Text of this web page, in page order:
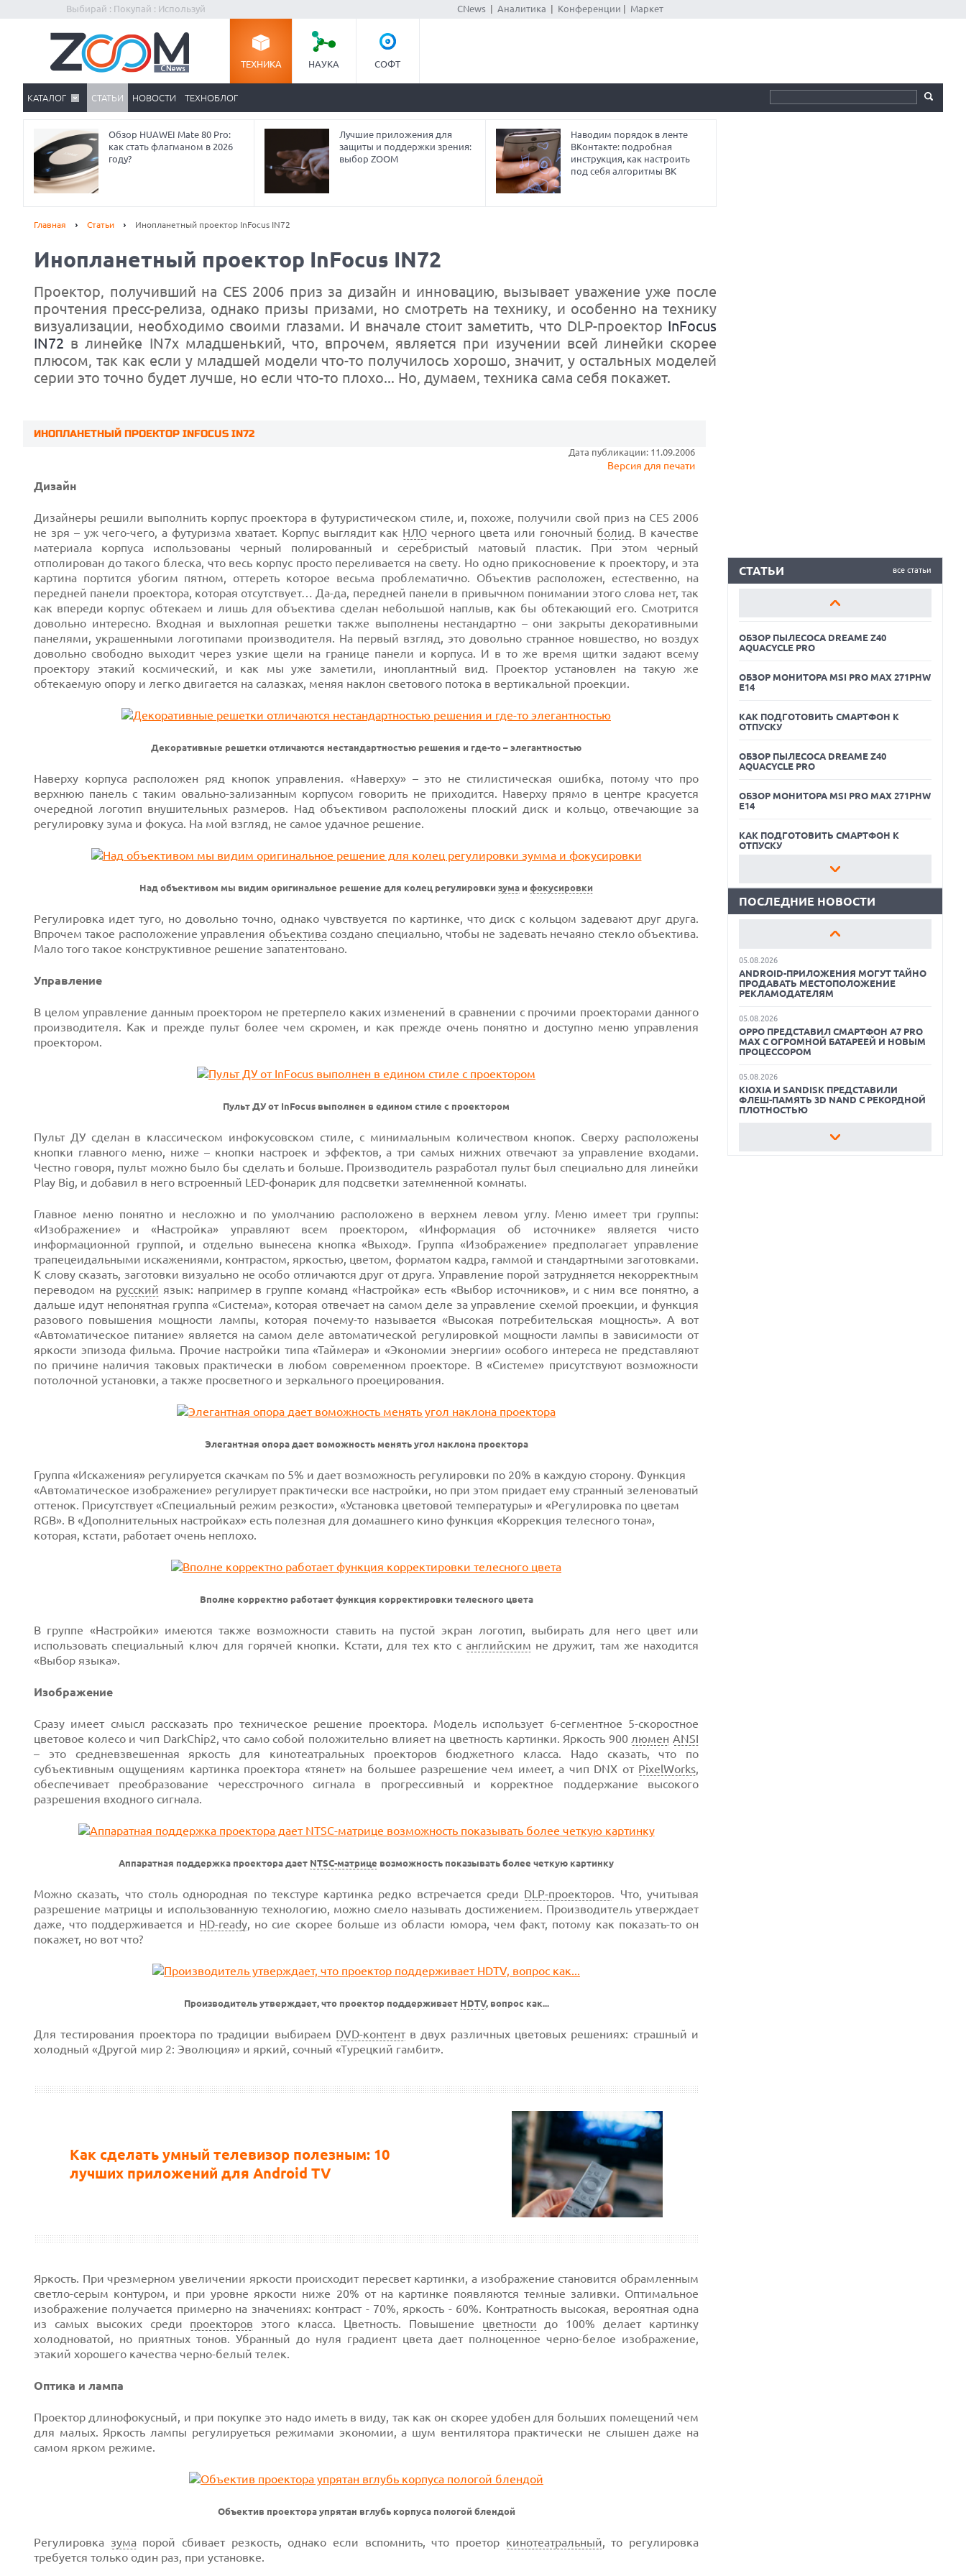
Выбирай : Покупай : Используй CNews| Аналитика Конференции Маркет
ТЕХНИКА НАУКА СОФТ
КАТАЛОГ СТАТЬИ НОВОСТИ ТЕХНОБЛОГ
Обзор HUAWEI Mate 80 Pro:
как стать флагманом в 2026
году?
Лучшие приложения для
защиты и поддержки зрения:
выбор ZOOM
Наводим порядок в ленте
ВКонтакте: подробная
инструкция, как настроить
под себя алгоритмы ВК
Главная Статьи Инопланетный проектор InFocus IN72
Инопланетный проектор InFocus IN72
Проектор, получивший на CES 2006 приз за дизайн и инновацию, вызывает уважение уже после
прочтения пресс-релиза, однако призы призами, но смотреть на технику, и особенно на технику
визуализации, необходимо своими глазами. И вначале стоит заметить, что DLP-проектор InFocus
IN72 в линейке IN7х младшенький, что, впрочем, является при изучении всей линейки скорее
плюсом, так как если у младшей модели что-то получилось хорошо, значит, у остальных моделей
серии это точно будет лучше, но если что-то плохо... Но, думаем, техника сама себя покажет.
ИНОПЛАНЕТНЫЙ ПРОЕКТОР INFOCUS IN72
Дата публикации: 11.09.2006
Версия для печати
Дизайн
Дизайнеры решили выполнить корпус проектора в футуристическом стиле, и, похоже, получили свой приз на CES 2006
не зря – уж чего-чего, а футуризма хватает. Корпус выглядит как НЛО черного цвета или гоночный болид. В качестве
материала корпуса использованы черный полированный и серебристый матовый пластик. При этом черный
отполирован до такого блеска, что весь корпус просто переливается на свету. Но одно прикосновение к проектору, и эта
картина портится убогим пятном, оттереть которое весьма проблематично. Объектив расположен, естественно, на
передней панели проектора, которая отсутствует… Да-да, передней панели в привычном понимании этого слова нет, так
как впереди корпус обтекаем и лишь для объектива сделан небольшой наплыв, как бы обтекающий его. Смотрится
довольно интересно. Входная и выхлопная решетки также выполнены нестандартно – они закрыты декоративными
панелями, украшенными логотипами производителя. На первый взгляд, это довольно странное новшество, но воздух
довольно свободно выходит через узкие щели на границе панели и корпуса. И в то же время щитки задают всему
проектору этакий космический, и как мы уже заметили, иноплантный вид. Проектор установлен на такую же
обтекаемую опору и легко двигается на салазках, меняя наклон светового потока в вертикальной проекции.
Декоративные решетки отличаются нестандартностью решения и где-то – элегантностью
Наверху корпуса расположен ряд кнопок управления. «Наверху» – это не стилистическая ошибка, потому что про
верхнюю панель с таким овально-зализанным корпусом говорить не приходится. Наверху прямо в центре красуется
очередной логотип внушительных размеров. Над объективом расположены плоский диск и кольцо, отвечающие за
регулировку зума и фокуса. На мой взгляд, не самое удачное решение.
Над объективом мы видим оригинальное решение для колец регулировки зума и фокусировки
Регулировка идет туго, но довольно точно, однако чувствуется по картинке, что диск с кольцом задевают друг друга.
Впрочем такое расположение управления объективасоздано специально, чтобы не задевать нечаяно стекло объектива.
Мало того такое конструктивное решение запатентовано.
Управление
В целом управление данным проектором не претерпело каких изменений в сравнении с прочими проекторами данного
производителя. Как и прежде пульт более чем скромен, и как прежде очень понятно и доступно меню управления
проектором.
Пульт ДУ от InFocus выполнен в едином стиле с проектором
Пульт ДУ сделан в классическом инфокусовском стиле, с минимальным количеством кнопок. Сверху расположены
кнопки главного меню, ниже – кнопки настроек и эффектов, а три самых нижних отвечают за управление входами.
Честно говоря, пульт можно было бы сделать и больше. Производитель разработал пульт был специально для линейки
Play Big, и добавил в него встроенный LED-фонарик для подсветки затемненной комнаты.
Главное меню понятно и несложно и по умолчанию расположено в верхнем левом углу. Меню имеет три группы:
«Изображение» и «Настройка» управляют всем проектором, «Информация об источнике» является чисто
информационной группой, и отдельно вынесена кнопка «Выход». Группа «Изображение» предполагает управление
трапецеидальными искажениями, контрастом, яркостью, цветом, форматом кадра, гаммой и стандартными заготовками.
К слову сказать, заготовки визуально не особо отличаются друг от друга. Управление порой затрудняется некорректным
переводом на русский язык: например в группе команд «Настройка» есть «Выбор источников», и с ним все понятно, а
дальше идут непонятная группа «Система», которая отвечает на самом деле за управление схемой проекции, и функция
разового повышения мощности лампы, которая почему-то называется «Высокая потребительская мощность». А вот
«Автоматическое питание» является на самом деле автоматической регулировкой мощности лампы в зависимости от
яркости эпизода фильма. Прочие настройки типа «Таймера» и «Экономии энергии» особого интереса не представляют
по причине наличия таковых практически в любом современном проекторе. В «Системе» присутствуют возможности
потолочной установки, а также просветного и зеркального проецирования.
Элегантная опора дает воможность менять угол наклона проектора
Группа «Искажения» регулируется скачкам по 5% и дает возможность регулировки по 20% в каждую сторону. Функция
«Автоматическое изображение» регулирует практически все настройки, но при этом придает ему странный зеленоватый
оттенок. Присутствует «Специальный режим резкости», «Установка цветовой температуры» и «Регулировка по цветам
RGB». В «Дополнительных настройках» есть полезная для домашнего кино функция «Коррекция телесного тона»,
которая, кстати, работает очень неплохо.
Вполне корректно работает функция корректировки телесного цвета
В группе «Настройки» имеются также возможности ставить на пустой экран логотип, выбирать для него цвет или
использовать специальный ключ для горячей кнопки. Кстати, для тех кто с английским не дружит, там же находится
«Выбор языка».
Изображение
Сразу имеет смысл рассказать про техническое решение проектора. Модель использует 6-сегментное 5-скоростное
цветовое колесо и чип DarkChip2, что само собой положительно влияет на цветность картинки. Яркость 900 люмен ANSI
– это средневзвешенная яркость для кинотеатральных проекторов бюджетного класса. Надо сказать, что по
субъективным ощущениям картинка проектора «тянет» на большее разрешение чем имеет, а чип DNX от PixelWorks,
обеспечивает преобразование чересстрочного сигнала в прогрессивный и корректное поддержание высокого
разрешения входного сигнала.
Аппаратная поддержка проектора дает NTSC-матрице возможность показывать более четкую картинку
Можно сказать, что столь однородная по текстуре картинка редко встречается среди DLP-проекторов. Что, учитывая
разрешение матрицы и использованную технологию, можно смело называть достижением. Производитель утверждает
даже, что поддерживается и HD-ready, но сие скорее больше из области юмора, чем факт, потому как показать-то он
покажет, но вот что?
Производитель утверждает, что проектор поддерживает HDTV, вопрос как...
Для тестирования проектора по традиции выбираем DVD-контентв двух различных цветовых решениях: страшный и
холодный «Другой мир 2: Эволюция» и яркий, сочный «Турецкий гамбит».
Как сделать умный телевизор полезным: 10
лучших приложений для Android TV
Яркость. При чрезмерном увеличении яркости происходит пересвет картинки, а изображение становится обрамленным
светло-серым контуром, и при уровне яркости ниже 20% от на картинке появляются темные заливки. Оптимальное
изображение получается примерно на значениях: контраст - 70%, яркость - 60%. Контратность высокая, вероятная одна
из самых высоких среди проекторов этого класса. Цветность. Повышение цветности до 100% делает картинку
холодноватой, но приятных тонов. Убранный до нуля градиент цвета дает полноценное черно-белое изображение,
этакий хорошего качества черно-белый телек.
Оптика и лампа
Проектор длинофокусный, и при покупке это надо иметь в виду, так как он скорее удобен для больших помещений чем
для малых. Яркость лампы регулируеться режимами экономии, а шум вентилятора практически не слышен даже на
самом ярком режиме.
Объектив проектора упрятан вглубь корпуса пологой блендой
Регулировка зумапорой сбивает резкость, однако если вспомнить, что проетор кинотеатральный, то регулировка
требуется только один раз, при установке.
все статьи
СТАТЬИ
ОБЗОР МОНИТОРА MSI PRO MAX 271PHW
E14
КАК ПОДГОТОВИТЬ СМАРТФОН К
ОБЗОР ПЫЛЕСОСА DREAME Z40
AQUACYCLE PRO
ОБЗОР МОНИТОРА MSI PRO MAX 271PHW
E14
КАК ПОДГОТОВИТЬ СМАРТФОН К
ОТПУСКУ
ОБЗОР ПЫЛЕСОСА DREAME Z40
AQUACYCLE PRO
ОБЗОР МОНИТОРА MSI PRO MAX 271PHW
E14
КАК ПОДГОТОВИТЬ СМАРТФОН К
ОТПУСКУ
ОБЗОР ПЫЛЕСОСА DREAME Z40
ОБЗОР МОНИТОРА MSI PRO MAX 271PHW
ОТПУСКУ
ОБЗОР ПЫЛЕСОСА DREAME Z40
ОБЗОР МОНИТОРА MSI PRO MAX 271PHW
E14
КАК ПОДГОТОВИТЬ СМАРТФОН К
ОТПУСКУ
Prev
ПОСЛЕДНИЕ НОВОСТИ
РЕКОРДНАЯ ВЫРУЧКА AMD ЗА СЧЕТ
ДАТА-ЦЕНТРОВ КОМПЕНСИРУЕТ СПАД
05.08.2026
CMF CLIP PRO С ПОДДЕРЖКОЙ LDAC И
05.08.2026
WISPR FLOW ПРЕДСТАВИЛА
СОВЕЩАНИЙ В СТИЛЕ GRANOLA
05.08.2026
ANDROID-ПРИЛОЖЕНИЯ МОГУТ ТАЙНО
ПРОДАВАТЬ МЕСТОПОЛОЖЕНИЕ
РЕКЛАМОДАТЕЛЯМ
05.08.2026
OPPO ПРЕДСТАВИЛ СМАРТФОН A7 PRO
MAX С ОГРОМНОЙ БАТАРЕЕЙ И НОВЫМ
ПРОЦЕССОРОМ
05.08.2026
KIOXIA И SANDISK ПРЕДСТАВИЛИ
ФЛЕШ-ПАМЯТЬ 3D NAND С РЕКОРДНОЙ
ПЛОТНОСТЬЮ
Prev